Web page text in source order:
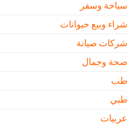
سياحة وسفر
شراء وبيع حيوانات
شركات صيانة
صحة وجمال
طب
طبي
عربيات